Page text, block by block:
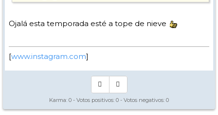
Ojalá esta temporada esté a tope de nieve
[www.instagram.com]
Karma: 0 - Votos positivos: 0 - Votos negativos: 0